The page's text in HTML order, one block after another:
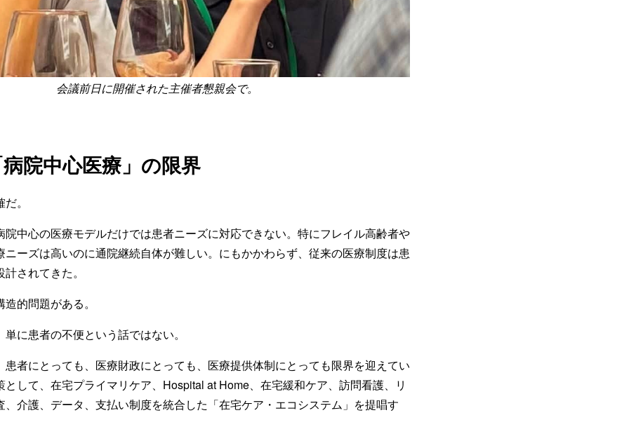
会議前日に開催された主催者懇親会で。
院中心医療」の限界
。
院中心の医療モデルだけでは患者ニーズに対応できない。特にフレイル高齢者や
ニーズは高いのに通院継続自体が難しい。にもかかわらず、従来の医療制度は患
されてきた。
的問題がある。
に患者の不便という話ではない。
患者にとっても、医療財政にとっても、医療提供体制にとっても限界を迎えてい
として、在宅プライマリケア、Hospital at Home、在宅緩和ケア、訪問看護、リ
、介護、データ、支払い制度を統合した「在宅ケア・エコシステム」を提唱す